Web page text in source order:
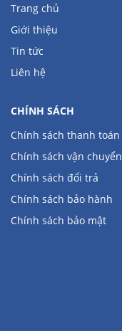
Trang chủ
Giới thiệu
Tin tức
Liên hệ
CHÍNH SÁCH
Chính sách thanh toán
Chính sách vận chuyển
Chính sách đổi trả
Chính sách bảo hành
Chính sách bảo mật